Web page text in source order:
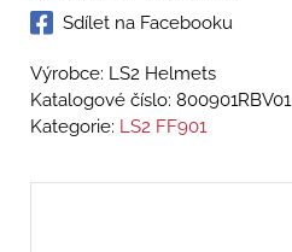
Sdílet na Facebooku
Výrobce: LS2 Helmets
Katalogové číslo: 800901RBV01
Kategorie: LS2 FF901